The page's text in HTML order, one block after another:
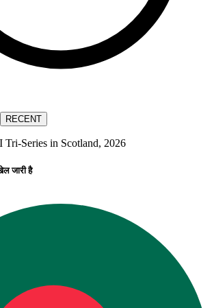
RECENT
Tri-Series in Scotland, 2026
जारी है